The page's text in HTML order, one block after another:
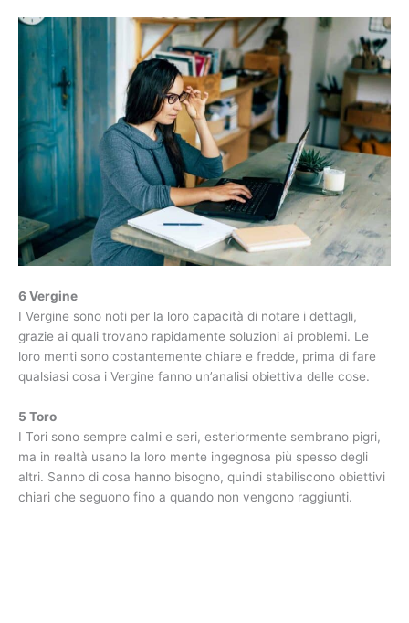
6 Vergine
I Vergine sono noti per la loro capacità di notare i dettagli,
grazie ai quali trovano rapidamente soluzioni ai problemi. Le
loro menti sono costantemente chiare e fredde, prima di fare
qualsiasi cosa i Vergine fanno un’analisi obiettiva delle cose.
5 Toro
I Tori sono sempre calmi e seri, esteriormente sembrano pigri,
ma in realtà usano la loro mente ingegnosa più spesso degli
altri. Sanno di cosa hanno bisogno, quindi stabiliscono obiettivi
chiari che seguono fino a quando non vengono raggiunti.